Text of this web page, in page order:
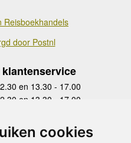
cookies
Reisboekhandels
door Postnl
en 13.30 - 17.00
en 13.30 - 17.00
en 13.30 - 17.00
en 13.30 - 17.00